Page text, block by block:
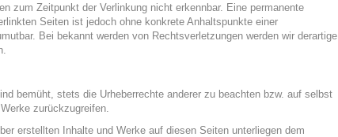
zum Zeitpunkt der Verlinkung nicht erkennbar. Eine permanente
Seiten ist jedoch ohne konkrete Anhaltspunkte einer
Bei bekannt werden von Rechtsverletzungen werden wir derartige
bemüht, stets die Urheberrechte anderer zu beachten bzw. auf selbst
zurückzugreifen.
erstellten Inhalte und Werke auf diesen Seiten unterliegen dem